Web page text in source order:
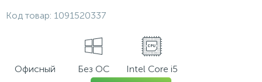
Код товар: 1091520337
Офисный Без ОС
Intel Core i5